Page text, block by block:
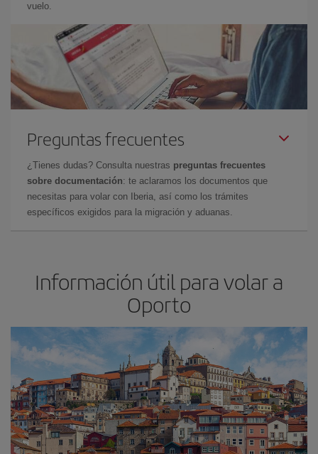
vuelo.
Preguntas frecuentes
¿Tienes dudas? Consulta nuestras preguntas frecuentes
sobre documentación: te aclaramos los documentos que
necesitas para volar con Iberia, así como los trámites
específicos exigidos para la migración y aduanas.
Información útil para volar a
Oporto